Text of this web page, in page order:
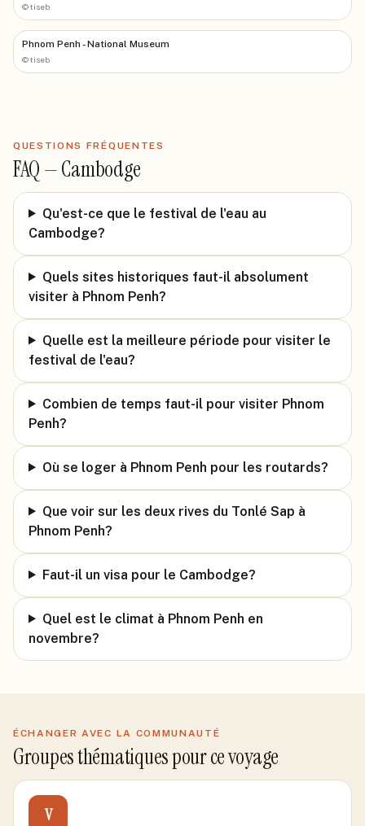
©tiseb
Phnom Penh - National Museum
©tiseb
QUESTIONS FRÉQUENTES
FAQ —Cambodge
Qu'est-ce que le festival de l'eau au
Cambodge?
Quels sites historiques faut-il absolument
visiter à Phnom Penh?
Quelle est la meilleure période pour visiter le
festival de l'eau?
Combien de temps faut-il pour visiter Phnom
Penh?
Où se loger à Phnom Penh pour les routards?
Que voir sur les deux rives du Tonlé Sap à
Phnom Penh?
Faut-il un visa pour le Cambodge?
Quel est le climat à Phnom Penh en
novembre?
ÉCHANGER AVEC LA COMMUNAUTÉ
Groupes thématiques pour ce voyage
V